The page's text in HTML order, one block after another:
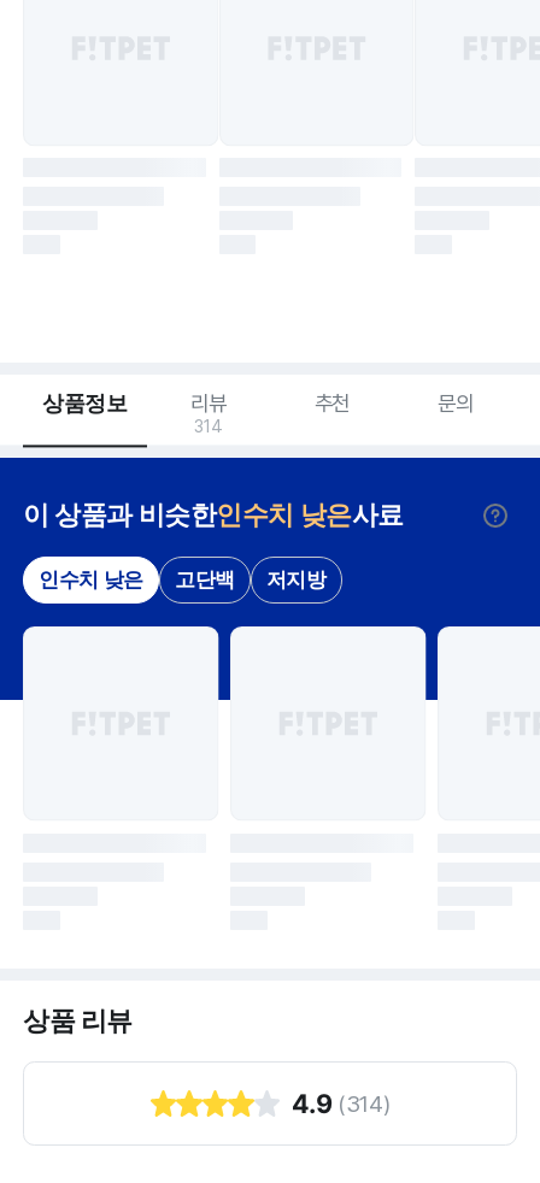
상품정보 리뷰
314
추천 문의
이 상품과 비슷한인수치 낮은사료
인수치 낮은 고단백 저지방
상품 리뷰
4.9 (314)